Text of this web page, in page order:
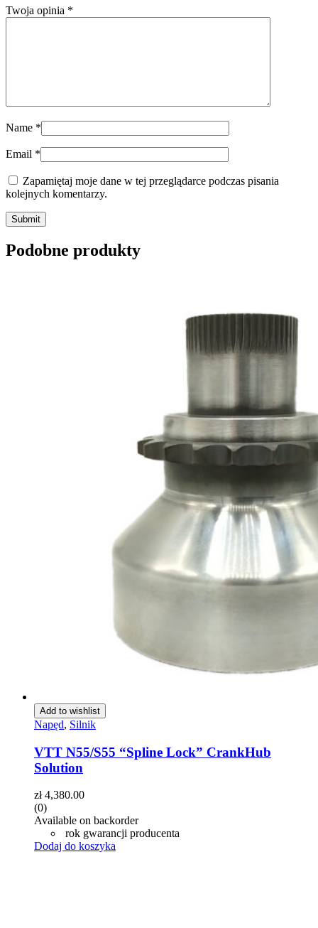
Twoja opinia *
Name *
Email *
Zapamiętaj moje dane w tej przeglądarce podczas pisania
kolejnych komentarzy.
Submit
Podobne produkty
Add to wishlist
Napęd, Silnik
VTT N55/S55 “Spline Lock” CrankHub
Solution
zł4,380.00
(0)
Available on backorder
rok gwarancji producenta
Dodaj do koszyka